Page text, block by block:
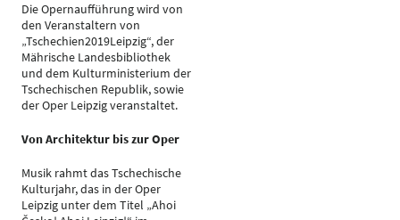
Die Opernaufführung wird von
den Veranstaltern von
„Tschechien2019Leipzig“, der
Mährische Landesbibliothek
und dem Kulturministerium der
Tschechischen Republik, sowie
der Oper Leipzig veranstaltet.
Von Architektur bis zur Oper
Musik rahmt das Tschechische
Kulturjahr, das in der Oper
Leipzig unter dem Titel „Ahoi